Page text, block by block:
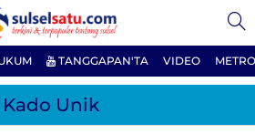
TANGGAPAN'TA VIDEO
Kado Unik